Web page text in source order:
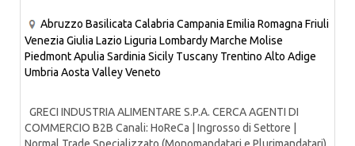
Abruzzo Basilicata Calabria Campania Emilia Romagna Friuli
Venezia Giulia Lazio Liguria LombardyMarche Molise
PiedmontApulia Sardinia Sicily Tuscany Trentino Alto Adige
Umbria Aosta ValleyVeneto
GRECI INDUSTRIA ALIMENTARE S.P.A. CERCA AGENTI DI
COMMERCIO B2B Canali: HoReCa | Ingrosso di Settore |